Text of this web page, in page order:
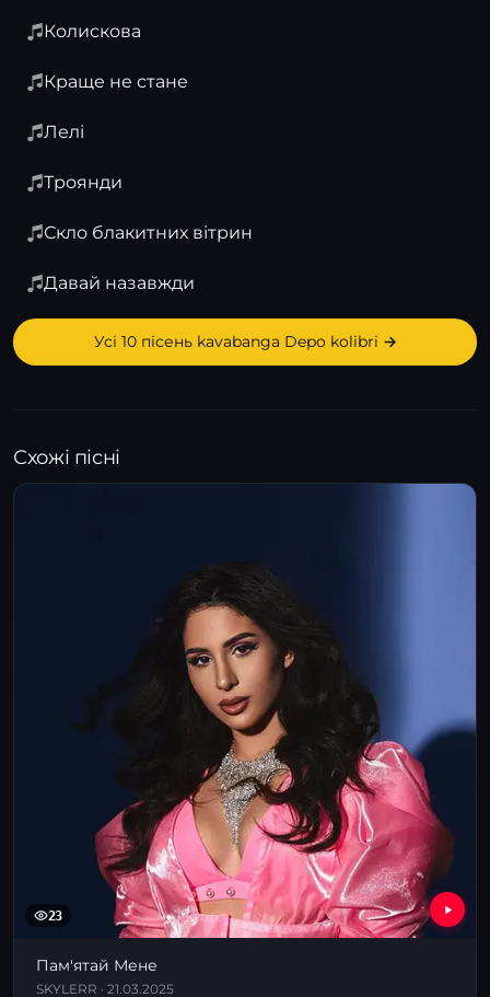
Колискова
Краще не стане
Лелі
Троянди
Скло блакитних вітрин
Давай назавжди
Усі 10 пісень kavabanga Depo kolibri →
Схожі пісні
23
Пам'ятай Мене
SKYLERR · 21.03.2025